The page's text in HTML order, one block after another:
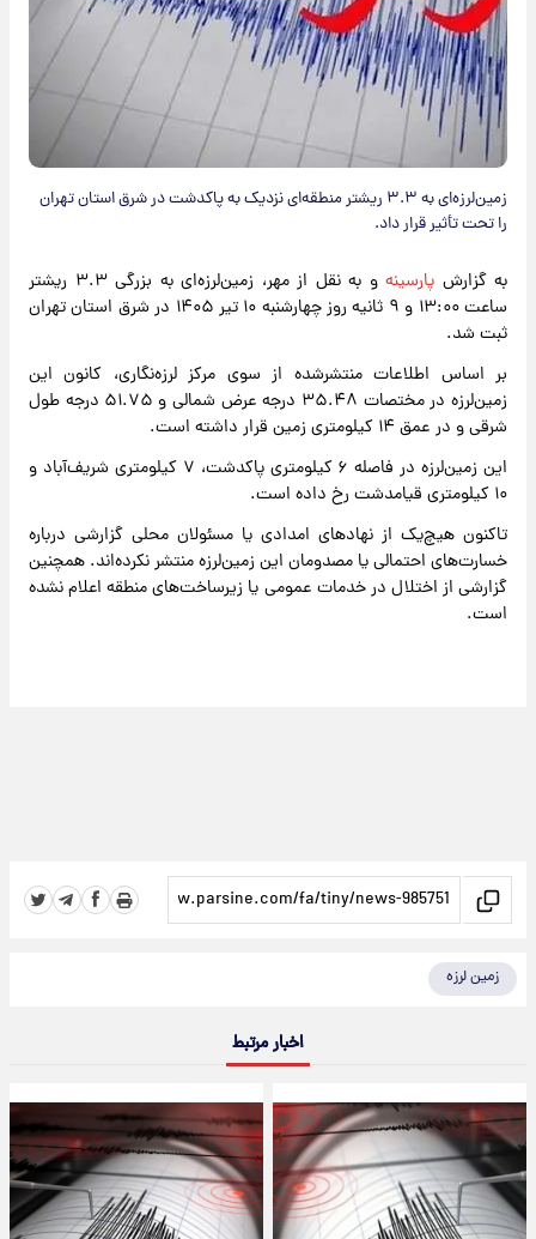
زمین‌لرزه‌ای به ۳.۳ ریشتر منطقه‌ای نزدیک به پاکدشت در شرق استان تهران
را تحت تأثیر قرار داد.
به گزارش پارسینه
و به نقل از مهر، زمین‌لرزه‌ای به بزرگی ۳.۳ ریشتر
ساعت ۱۳:۰۰ و ۹ ثانیه روز چهارشنبه ۱۰ تیر ۱۴۰۵ در شرق استان تهران
ثبت شد.
بر اساس اطلاعات منتشرشده از سوی مرکز لرزه‌نگاری، کانون این
زمین‌لرزه در مختصات ۳۵.۴۸ درجه عرض شمالی و ۵۱.۷۵ درجه طول
شرقی و در عمق ۱۴ کیلومتری زمین قرار داشته است.
این زمین‌لرزه در فاصله ۶ کیلومتری پاکدشت، ۷ کیلومتری شریف‌آباد و
۱۰ کیلومتری قیامدشت رخ داده است.
تاکنون هیچ‌یک از نهادهای امدادی یا مسئولان محلی گزارشی درباره
خسارت‌های احتمالی یا مصدومان این زمین‌لرزه منتشر نکرده‌اند. همچنین
گزارشی از اختلال در خدمات عمومی یا زیرساخت‌های منطقه اعلام نشده
است.
زمین لرزه
اخبار مرتبط